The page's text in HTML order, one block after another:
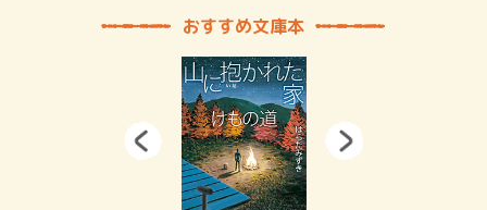
おすすめ文庫本